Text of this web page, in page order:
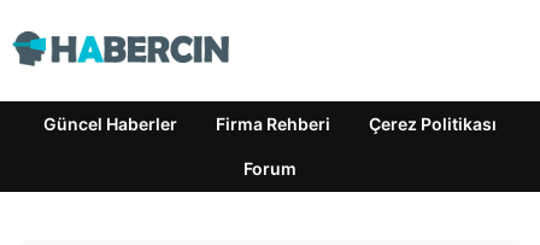
Güncel Haberler Firma Rehberi Çerez Politikası
Forum